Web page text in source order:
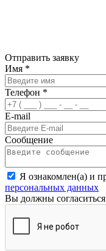
Отправить заявку
Имя *
Телефон *
E-mail
Сообщение
Я ознакомлен(а) и
персональных данных
Вы должны